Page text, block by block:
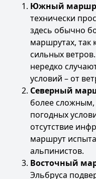
Южный
технически
здесь обычно
маршрутах,
сильных
нередко
условий – от
Северный
более сложным,
погодных
отсутствие
маршрут
альпинистов.
Восточный
Эльбруса